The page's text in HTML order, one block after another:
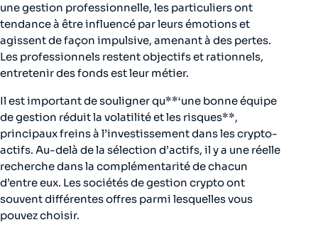
une gestion professionnelle, les particuliers ont
tendance à être influencé par leurs émotions et
agissent de façon impulsive, amenant à des pertes.
Les professionnels restent objectifs et rationnels,
entretenir des fonds est leur métier.
Il est important de souligner qu**‘une bonne équipe
de gestion réduit la volatilité et les risques**,
principaux freins à l’investissement dans les crypto-
actifs. Au-delà de la sélection d’actifs, il y a une réelle
recherche dans la complémentarité de chacun
d’entre eux. Les sociétés de gestion crypto ont
souvent différentes offres parmi lesquelles vous
pouvez choisir.